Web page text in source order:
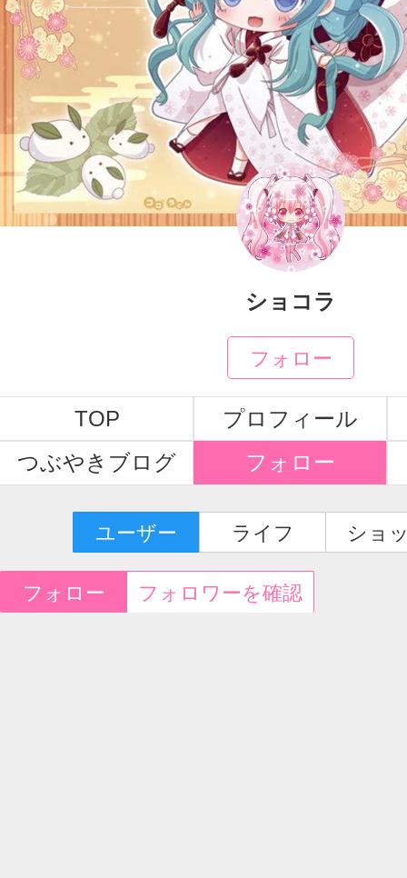
ショコラ
フォロー
TOP
プロフィール
つぶやきブログ
フォロー
ユーザー ライフ ショ
フォロー フォロワーを確認